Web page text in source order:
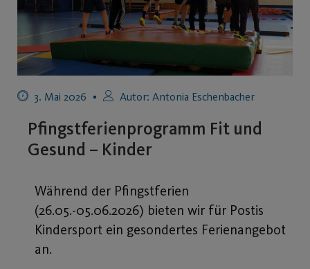
3. Mai 2026 Autor: Antonia Eschenbacher
Pfingstferienprogramm Fit und
Gesund – Kinder
Während der Pfingstferien
(26.05.-05.06.2026) bieten wir für Postis
Kindersport ein gesondertes Ferienangebot
an.